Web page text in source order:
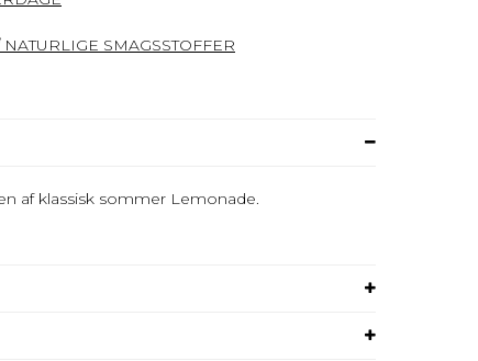
SMAGSSTOFFER
af klassisk sommer Lemonade.